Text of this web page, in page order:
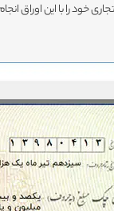
خود را با این